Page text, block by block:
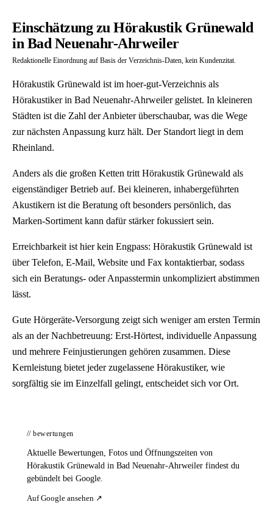
Einschätzung zu Hörakustik Grünewald
in Bad Neuenahr-Ahrweiler
Redaktionelle Einordnung auf Basis der Verzeichnis-Daten, kein Kundenzitat.
Hörakustik Grünewald ist im hoer-gut-Verzeichnis als
Hörakustiker in Bad Neuenahr-Ahrweiler gelistet. In kleineren
Städten ist die Zahl der Anbieter überschaubar, was die Wege
zur nächsten Anpassung kurz hält. Der Standort liegt in dem
Rheinland.
Anders als die großen Ketten tritt Hörakustik Grünewald als
eigenständiger Betrieb auf. Bei kleineren, inhabergeführten
Akustikern ist die Beratung oft besonders persönlich, das
Marken-Sortiment kann dafür stärker fokussiert sein.
Erreichbarkeit ist hier kein Engpass: Hörakustik Grünewald ist
über Telefon, E-Mail, Website und Fax kontaktierbar, sodass
sich ein Beratungs- oder Anpasstermin unkompliziert abstimmen
lässt.
Gute Hörgeräte-Versorgung zeigt sich weniger am ersten Termin
als an der Nachbetreuung: Erst-Hörtest, individuelle Anpassung
und mehrere Feinjustierungen gehören zusammen. Diese
Kernleistung bietet jeder zugelassene Hörakustiker, wie
sorgfältig sie im Einzelfall gelingt, entscheidet sich vor Ort.
// bewertungen
Aktuelle Bewertungen, Fotos und Öffnungszeiten von
Hörakustik Grünewald in Bad Neuenahr-Ahrweiler findest du
gebündelt bei Google.
Auf Google ansehen ↗